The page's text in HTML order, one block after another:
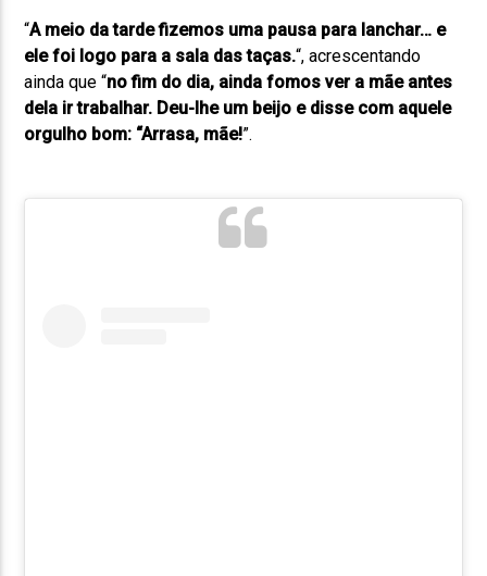
“A meio da tarde fizemos uma pausa para lanchar… e
ele foi logo para a sala das taças.“, acrescentando
ainda que “no fim do dia, ainda fomos ver a mãe antes
dela ir trabalhar. Deu-lhe um beijo e disse com aquele
orgulho bom: “Arrasa, mãe!”.